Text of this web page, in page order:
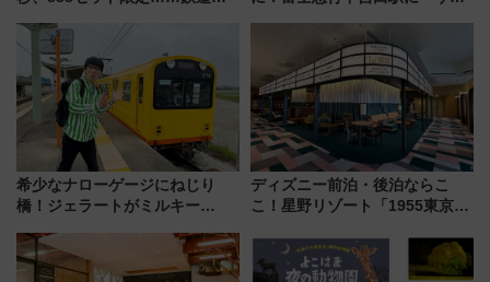
業 行き交う電車の音や振動を
感じながら「ととのう」新感覚
希少なナローゲージにねじり
橋！ジェラートがミルキー
278回目の舞台は「三岐鉄道北
勢線」
ディズニー前泊・後泊ならこ
こ！星野リゾート「1955東京ベ
つの理由 無料バス＆24時間サー
ビスで混雑回避